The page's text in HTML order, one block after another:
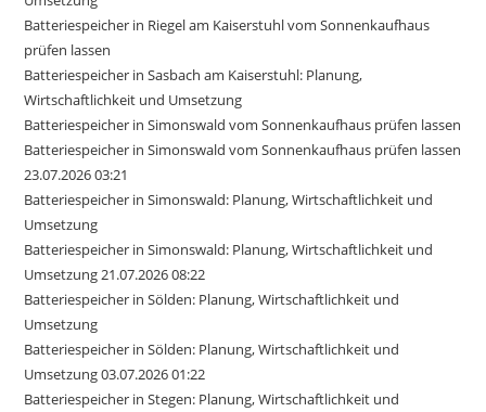
Batteriespeicher in Riegel am Kaiserstuhl vom Sonnenkaufhaus
prüfen lassen
Batteriespeicher in Sasbach am Kaiserstuhl: Planung,
Wirtschaftlichkeit und Umsetzung
Batteriespeicher in Simonswald vom Sonnenkaufhaus prüfen lassen
Batteriespeicher in Simonswald vom Sonnenkaufhaus prüfen lassen
23.07.2026 03:21
Batteriespeicher in Simonswald: Planung, Wirtschaftlichkeit und
Umsetzung
Batteriespeicher in Simonswald: Planung, Wirtschaftlichkeit und
Umsetzung 21.07.2026 08:22
Batteriespeicher in Sölden: Planung, Wirtschaftlichkeit und
Umsetzung
Batteriespeicher in Sölden: Planung, Wirtschaftlichkeit und
Umsetzung 03.07.2026 01:22
Batteriespeicher in Stegen: Planung, Wirtschaftlichkeit und